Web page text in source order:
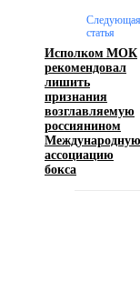
номер бурлеска
Следующая
статья
Исполком МОК
рекомендовал
лишить
признания
возглавляемую
россиянином
Международную
ассоциацию
бокса